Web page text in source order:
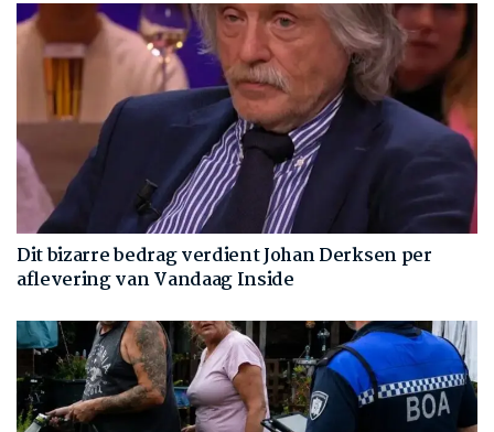
Dit bizarre bedrag verdient Johan Derksen per
aflevering van Vandaag Inside